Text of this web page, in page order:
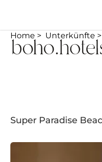
Home Unterkünfte
Super Paradise